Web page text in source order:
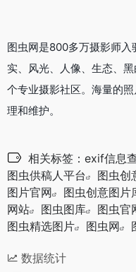
图虫网是800多万摄影师
实、风光、人像、生态、
个专业摄影社区。海量的
理和维护。
相关标签： exif信息
图虫供稿人平台
图虫创
图片官网
图虫创意图片
网站
图虫图库 图虫官
图虫精选图片
图虫网
数据统计